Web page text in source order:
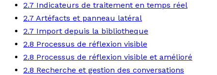
2.7 Indicateurs de traitement en temps réel
2.7 Artéfacts et panneau latéral
2.7 Import depuis la bibliotheque
2.8 Processus de réflexion visible
2.8 Processus de réflexion visible et amélioré
2.8 Recherche et gestion des conversations